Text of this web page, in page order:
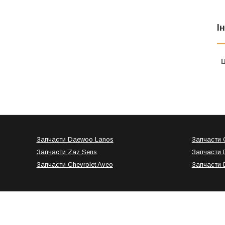
Запчасти Daewoo Lanos
Запчасти Zaz Sens
Запчасти Chevrolet Aveo
Запчасти
Запчасти
Запчасти